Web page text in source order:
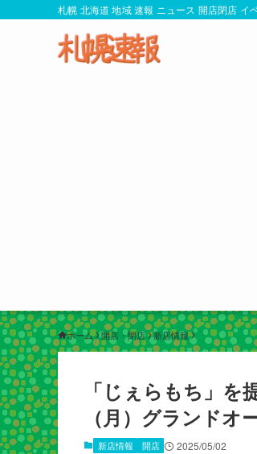
札幌 北海道 地域 速報 ニュース 開店閉店 イ
ホーム 開店・閉店 新店情報
「じぇらもち」を
（月）グランド
新店情報 開店 2025/05/02